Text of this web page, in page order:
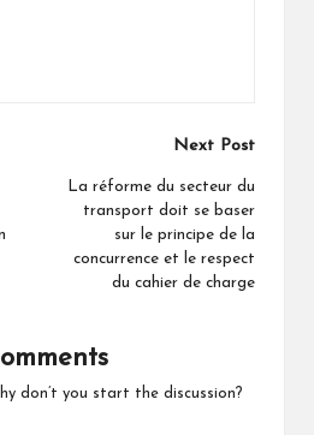
Next Post
La réforme du secteur du
transport doit se baser
sur le principe de la
concurrence et le respect
du cahier de charge
don’t you start the discussion?